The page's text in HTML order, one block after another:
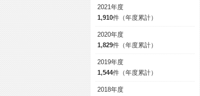
2021年度
1,910件（年度累計）
2020年度
1,829件（年度累計）
2019年度
1,544件（年度累計）
2018年度